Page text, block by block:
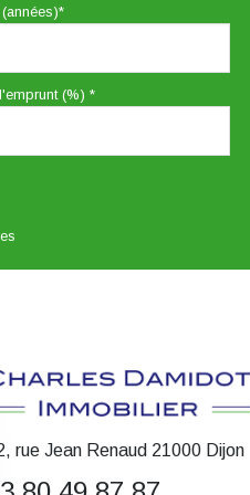
(%) *
rue Jean Renaud 21000 Dijon